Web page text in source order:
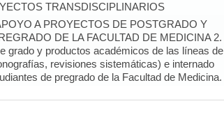
TRANSDISCIPLINARIOS
A PROYECTOS DE POSTGRADO Y
DE LA FACULTAD DE MEDICINA 2.
grado y productos académicos de las líneas de
revisiones sistemáticas) e internado
de pregrado de la Facultad de Medicina.